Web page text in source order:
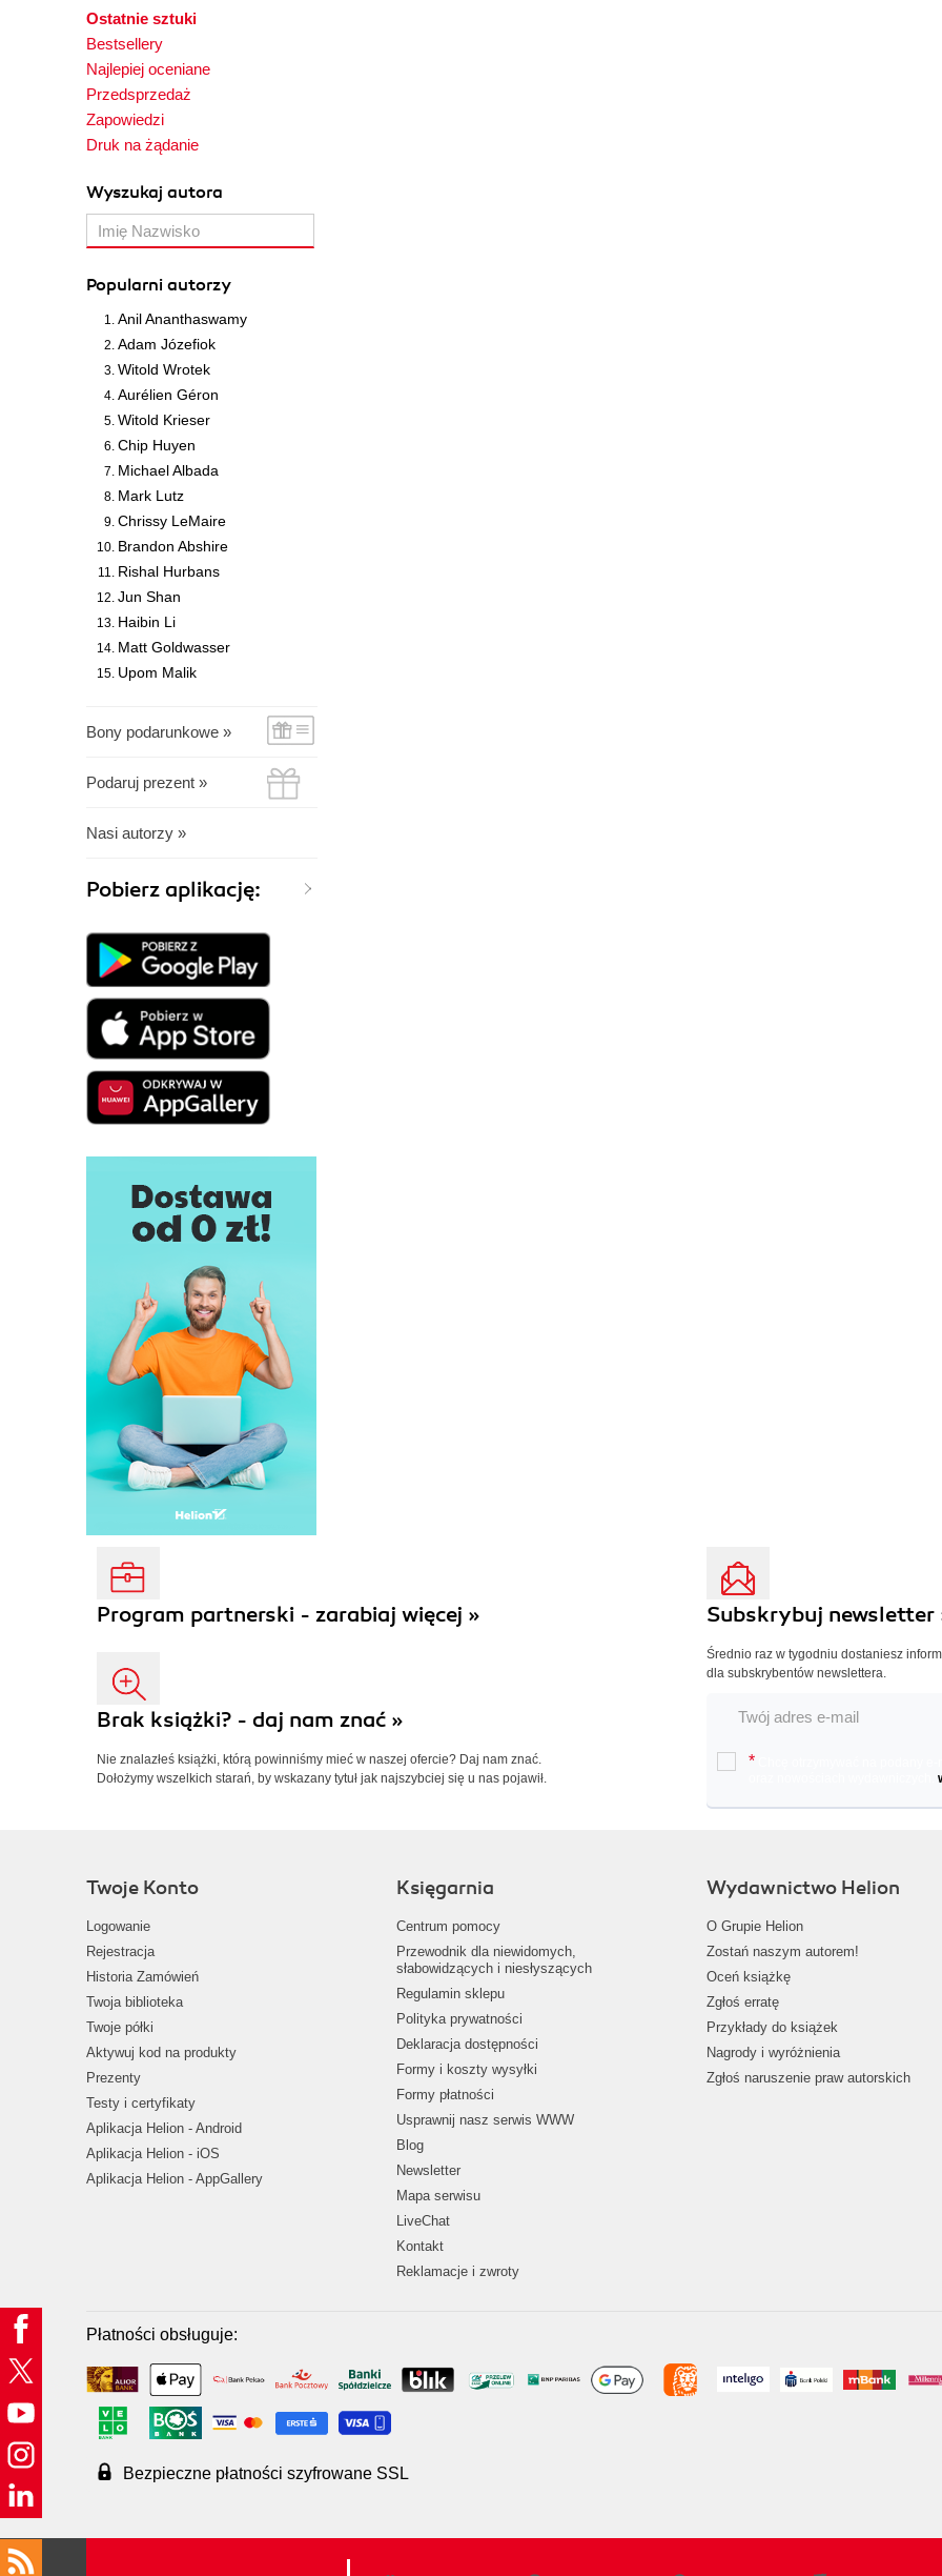
Ostatnie sztuki
Bestsellery
Najlepiej oceniane
Przedsprzedaż
Zapowiedzi
Druk na żądanie
Wyszukaj autora
Popularni autorzy
Anil Ananthaswamy
Adam Józefiok
Witold Wrotek
Aurélien Géron
Witold Krieser
Chip Huyen
Michael Albada
Mark Lutz
Chrissy LeMaire
Brandon Abshire
Rishal Hurbans
Jun Shan
Haibin Li
Matt Goldwasser
Upom Malik
Bony podarunkowe »
Podaruj prezent »
Nasi autorzy »
Pobierz aplikację:
Program partnerski - zarabiaj więcej »
Brak książki? - daj nam znać »
Nie znalazłeś książki, którą powinniśmy mieć w naszej ofercie? Daj nam znać.
Dołożymy wszelkich starań, by wskazany tytuł jak najszybciej się u nas pojawił.
Subskrybuj newsletter
Średnio raz w tygodniu dostaniesz
dla subskrybentów newslettera.
*
Twoje Konto
Logowanie
Rejestracja
Historia Zamówień
Twoja biblioteka
Twoje półki
Aktywuj kod na produkty
Prezenty
Testy i certyfikaty
Aplikacja Helion - Android
Aplikacja Helion - iOS
Aplikacja Helion - AppGallery
Księgarnia
Centrum pomocy
Przewodnik dla niewidomych,
słabowidzących i niesłyszących
Regulamin sklepu
Polityka prywatności
Deklaracja dostępności
Formy i koszty wysyłki
Formy płatności
Usprawnij nasz serwis WWW
Blog
Newsletter
Mapa serwisu
LiveChat
Kontakt
Reklamacje i zwroty
Wydawnictwo Helion
O Grupie Helion
Zostań naszym autorem!
Oceń książkę
Zgłoś erratę
Przykłady do książek
Nagrody i wyróżnienia
Zgłoś naruszenie praw autorskich
Płatności obsługuje:
Bezpieczne płatności szyfrowane SSL